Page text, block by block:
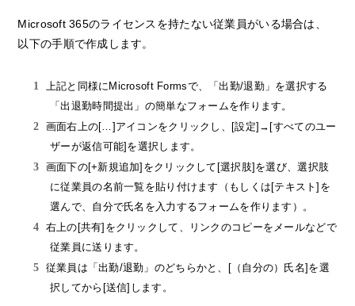
Microsoft 365のライセンスを持たない従業員がいる場合は、
以下の手順で作成します。
上記と同様にMicrosoft Formsで、「出勤/退勤」を選択する
「出退勤時間提出」の簡単なフォームを作ります。
画面右上の[…]アイコンをクリックし、[設定]→[すべてのユー
ザーが返信可能]を選択します。
画面下の[+新規追加]をクリックして[選択肢]を選び、選択肢
に従業員の名前一覧を貼り付けます（もしくは[テキスト]を
選んで、自分で氏名を入力するフォームを作ります）。
右上の[共有]をクリックして、リンクのコピーをメールなどで
従業員に送ります。
従業員は「出勤/退勤」のどちらかと、[（自分の）氏名]を選
択してから[送信]します。